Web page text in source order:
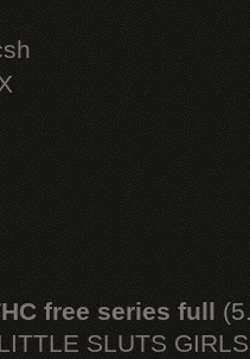
free series full
SLUTS